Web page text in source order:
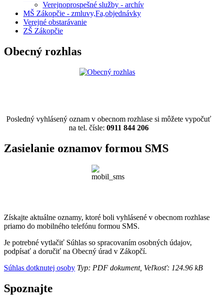
Verejnoprospešné služby - archív
MŠ Zákopčie - zmluvy,Fa,objednávky
Verejné obstarávanie
ZŠ Zákopčie
Obecný rozhlas
Posledný vyhlásený oznam v obecnom rozhlase si môžete vypočuť
na tel. čísle: 0911 844 206
Zasielanie oznamov formou SMS
Získajte aktuálne oznamy, ktoré boli vyhlásené v obecnom rozhlase
priamo do mobilného telefónu formou SMS.
Je potrebné vytlačiť Súhlas so spracovaním osobných údajov,
podpísať a doručiť na Obecný úrad v Zákopčí.
Súhlas dotknutej osoby Typ: PDF dokument, Veľkosť: 124.96 kB
Spoznajte